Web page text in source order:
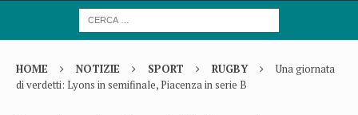
HOME NOTIZIE SPORT RUGBY
Una giornata
di verdetti: Lyons in semifinale, Piacenza in serie B